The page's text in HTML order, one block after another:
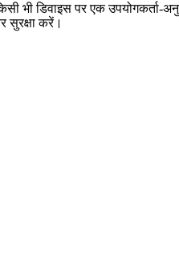
भी डिवाइस पर एक
सुरक्षा करें।